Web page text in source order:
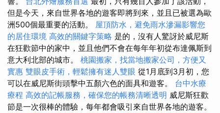
但是今天，來自世界各地的遊客即將到來，並且已被選為歐
洲500個最重要的活動。 屋頂防水，避免雨水滲漏影響您
的居住環境 高效的關鍵字策略 是的，沒有人驚訝於威尼斯
在狂歡節中的家中，並且他們不會在每年年初從布達佩斯到
意大利北部的城市。 桃園搬家，找當地搬家公司，方便又
實惠 雙眼皮手術，輕鬆擁有迷人雙眼 從1月底到3月初，您
可以在威尼斯街頭擊中五顏六色的面具和遊客。 台中水療
療程 高效的記帳服務，確保您的帳務清晰透明 威尼斯狂歡
節是一次很棒的體驗，每年都會吸引來自世界各地的遊客。